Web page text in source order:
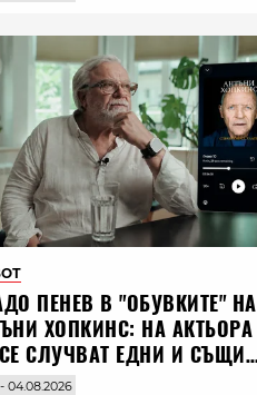
ПЕНЕВ В "ОБУВКИТЕ" НА
ХОПКИНС: НА АКТЬОРА
СЛУЧВАТ ЕДНИ И СЪЩИ
ПО ЦЕЛИЯ СВЯТ
- 04.08.2026